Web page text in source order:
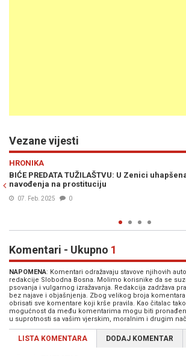
Vezane vijesti
U Zenici uhapšena žena zbog
PIVIĆ O
oni
Komentari - Ukupno 1
NAPOMENA: Komentari odražavaju stavove njihovih
redakcije Slobodna Bosna. Molimo korisnike da se
psovanja i vulgarnog izražavanja. Redakcija zadržava
bez najave i objašnjenja. Zbog velikog broja
obrisati sve komentare koji krše pravila. Kao čitalac
mogućnost da među komentarima mogu biti
u suprotnosti sa vašim vjerskim, moralnim i drugim
LISTA KOMENTARA DODAJ KOMENTAR